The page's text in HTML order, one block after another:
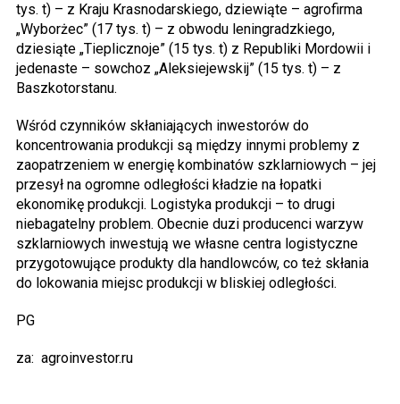
tys. t) – z Kraju Krasnodarskiego, dziewiąte – agrofirma
„Wyborżec” (17 tys. t) – z obwodu leningradzkiego,
dziesiąte „Tieplicznoje” (15 tys. t) z Republiki Mordowii i
jedenaste – sowchoz „Aleksiejewskij” (15 tys. t) – z
Baszkotorstanu.
Wśród czynników skłaniających inwestorów do
koncentrowania produkcji są między innymi problemy z
zaopatrzeniem w energię kombinatów szklarniowych – jej
przesył na ogromne odległości kładzie na łopatki
ekonomikę produkcji. Logistyka produkcji – to drugi
niebagatelny problem. Obecnie duzi producenci warzyw
szklarniowych inwestują we własne centra logistyczne
przygotowujące produkty dla handlowców, co też skłania
do lokowania miejsc produkcji w bliskiej odległości.
PG
za: agroinvestor.ru